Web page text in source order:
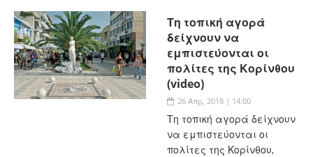
Τη τοπική αγορά
δείχνουν να
εμπιστεύονται οι
πολίτες της Κορίνθου
(video)
26 Απρ, 2018 | 14:00
Τη τοπική αγορά δείχνουν
να εμπιστεύονται οι
πολίτες της Κορίνθου,